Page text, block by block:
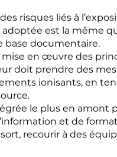
risques liés à
est la même
base documentaire.
mise en œuvre des
doit prendre des
ionisants, en
le plus en amont
et de
recourir à des